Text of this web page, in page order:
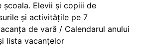
școala. Elevii și copiii de
și activitățile pe 7
de vară / Calendarul anului
lista vacanțelor